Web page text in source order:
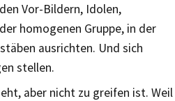
Vor-Bildern, Idolen,
homogenen Gruppe, in der
ausrichten. Und sich
stellen.
aber nicht zu greifen ist. Weil